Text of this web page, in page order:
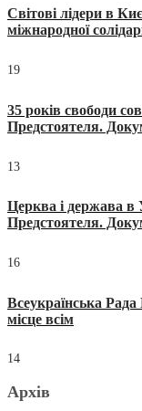
Світові лідери в
міжнародної
19
35 років свободи
Предстоятеля.
13
Церква і держава в
Предстоятеля.
16
Всеукраїнська
місце всім
14
Архів